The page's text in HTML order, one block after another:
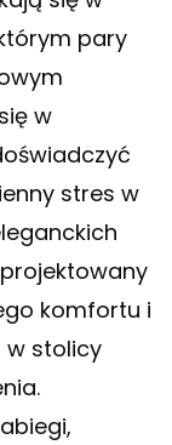
pary
w
stres w
komfortu i
w stolicy